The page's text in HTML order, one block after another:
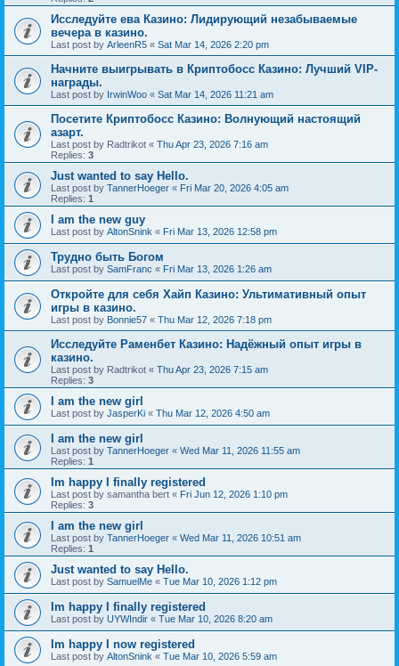
Исследуйте ева Казино: Лидирующий незабываемые
вечера в казино.
Last post by ArleenR5 « Sat Mar 14, 2026 2:20 pm
Начните выигрывать в Криптобосс Казино: Лучший VIP-
награды.
Last post by IrwinWoo « Sat Mar 14, 2026 11:21 am
Посетите Криптобосс Казино: Волнующий настоящий
азарт.
Last post by Radtrikot « Thu Apr 23, 2026 7:16 am
Replies: 3
Just wanted to say Hello.
Last post by TannerHoeger « Fri Mar 20, 2026 4:05 am
Replies: 1
I am the new guy
Last post by AltonSnink « Fri Mar 13, 2026 12:58 pm
Трудно быть Богом
Last post by SamFranc « Fri Mar 13, 2026 1:26 am
Откройте для себя Хайп Казино: Ультимативный опыт
игры в казино.
Last post by Bonnie57 « Thu Mar 12, 2026 7:18 pm
Исследуйте Раменбет Казино: Надёжный опыт игры в
казино.
Last post by Radtrikot « Thu Apr 23, 2026 7:15 am
Replies: 3
I am the new girl
Last post by JasperKi « Thu Mar 12, 2026 4:50 am
I am the new girl
Last post by TannerHoeger « Wed Mar 11, 2026 11:55 am
Replies: 1
Im happy I finally registered
Last post by samantha bert « Fri Jun 12, 2026 1:10 pm
Replies: 3
I am the new girl
Last post by TannerHoeger « Wed Mar 11, 2026 10:51 am
Replies: 1
Just wanted to say Hello.
Last post by SamuelMe « Tue Mar 10, 2026 1:12 pm
Im happy I finally registered
Last post by UYWIndir « Tue Mar 10, 2026 8:20 am
Im happy I now registered
Last post by AltonSnink « Tue Mar 10, 2026 5:59 am